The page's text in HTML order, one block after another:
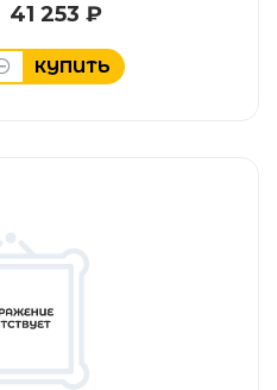
41 253 ₽
КУПИТЬ